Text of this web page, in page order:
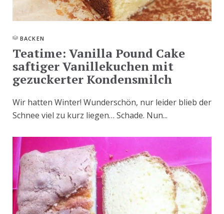
BACKEN
Teatime: Vanilla Pound Cake
saftiger Vanillekuchen mit
gezuckerter Kondensmilch
Wir hatten Winter! Wunderschön, nur leider blieb der
Schnee viel zu kurz liegen… Schade. Nun...